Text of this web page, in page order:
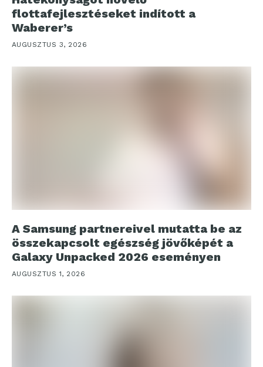
flottafejlesztéseket indított a
Waberer’s
AUGUSZTUS 3, 2026
A Samsung partnereivel mutatta be az
összekapcsolt egészség jövőképét a
Galaxy Unpacked 2026 eseményen
AUGUSZTUS 1, 2026